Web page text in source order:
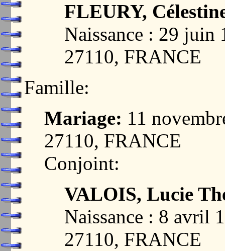
FLEURY,
Naissance : 29 juin
27110, FRANCE
Famille:
Mariage: 11
27110, FRANCE
Conjoint:
VALOIS, Lucie
Naissance : 8 avril
27110, FRANCE